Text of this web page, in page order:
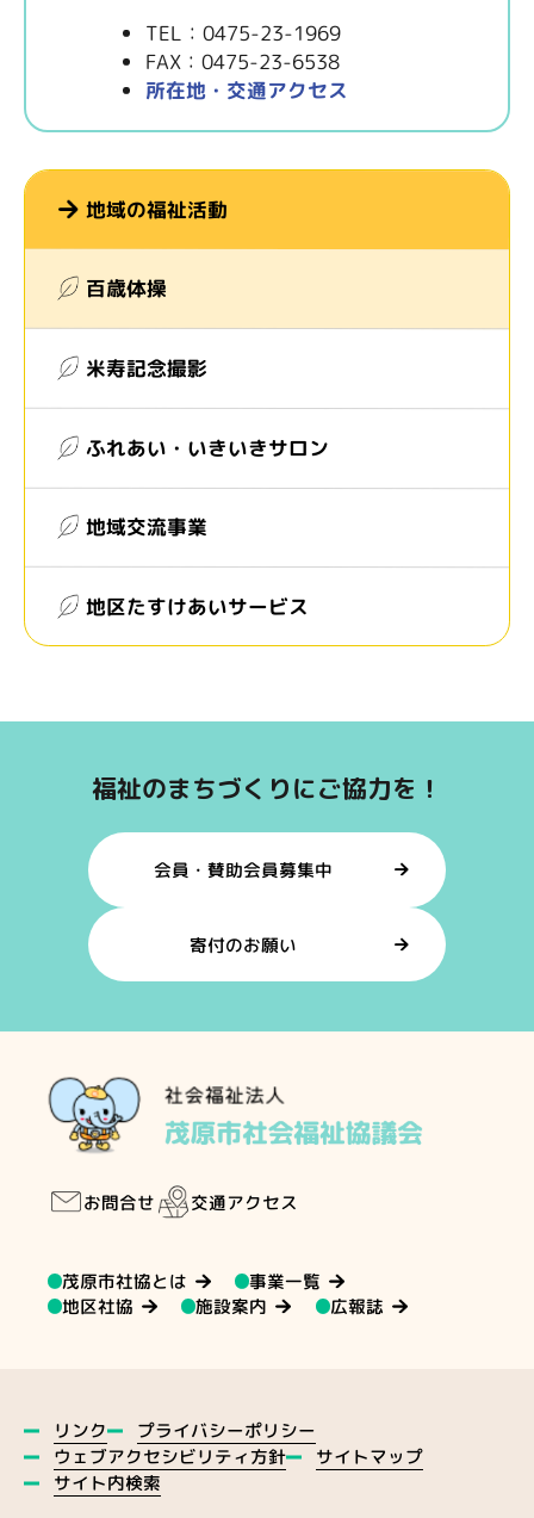
TEL：0475-23-1969
FAX：0475-23-6538
所在地・交通アクセス
地域の福祉活動
百歳体操
米寿記念撮影
ふれあい・いきいきサロン
地域交流事業
地区たすけあいサービス
福祉のまちづくりにご協力を！
会員・賛助会員募集中
寄付のお願い
お問合せ 交通アクセス
茂原市社協とは
事業一覧
地区社協
施設案内 広報誌
リンク プライバシーポリシー
ウェブアクセシビリティ方針
サイトマップ
サイト内検索